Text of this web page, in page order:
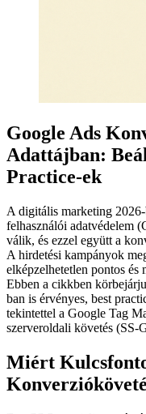
Google Ads
Adattájban:
Practice-ek
A digitális marketing
felhasználói adatvédelem
válik, és ezzel együtt a
A hirdetési kampányok
elképzelhetetlen pontos
Ebben a cikkben
ban is érvényes, best
tekintettel a Google Tag
szerveroldali követés (SS-
Miért